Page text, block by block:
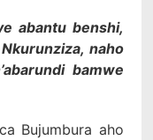
abantu benshi,
naho
bamwe
Bujumbura aho